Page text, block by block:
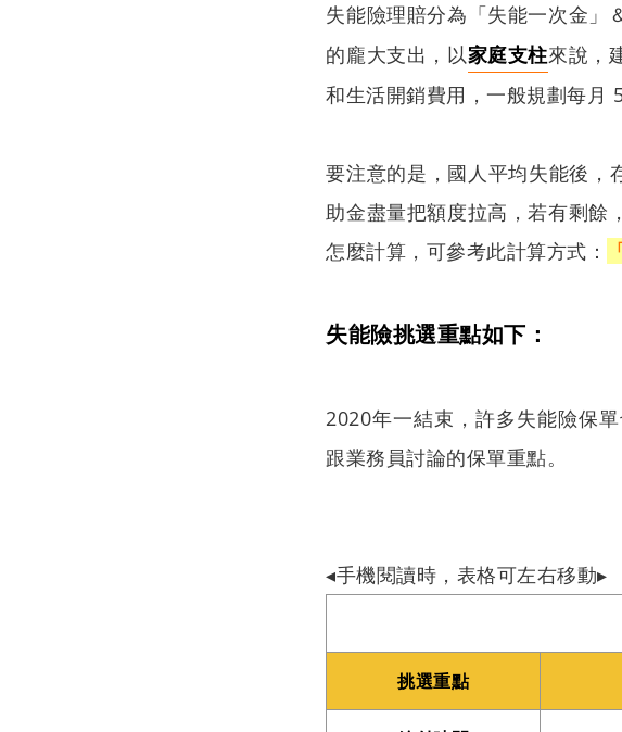
失能險理賠分為「失能一次金」
的龐大支出，以家庭支柱來說，
和生活開銷費用，一般規劃每月
要注意的是，國人平均失能後，
助金盡量把額度拉高，若有剩餘
怎麼計算，可參考此計算方式：
失能險挑選重點如下：
2020年一結束，許多失能險保
跟業務員討論的保單重點。
◂手機閱讀時，表格可左右移動▸
挑選重點